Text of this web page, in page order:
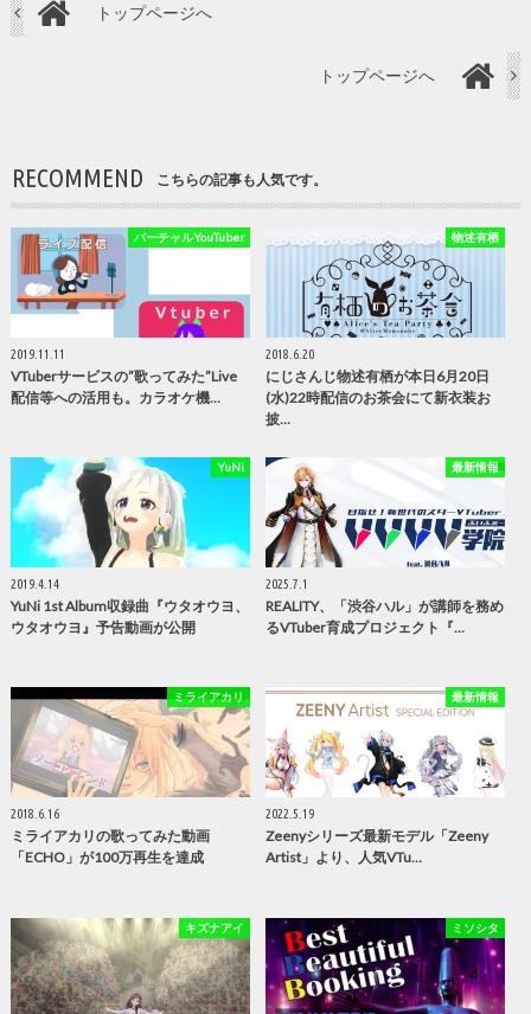
トップページへ
トップページへ
RECOMMEND こちらの記事も人気です。
バーチャルYouTuber
2019.11.11
VTuberサービスの”歌ってみた”Live
配信等への活用も。カラオケ機…
物述有栖
2018.6.20
にじさんじ物述有栖が本日6月20日
(水)22時配信のお茶会にて新衣装お
披…
YuNi
2019.4.14
YuNi 1st Album収録曲『ウタオウヨ、
ウタオウヨ』予告動画が公開
最新情報
2025.7.1
REALITY、「渋谷ハル」が講師を務め
るVTuber育成プロジェクト『…
ミライアカリ
2018.6.16
ミライアカリの歌ってみた動画
「ECHO」が100万再生を達成
最新情報
2022.5.19
Zeenyシリーズ最新モデル「Zeeny
Artist」より、人気VTu…
キズナアイ ミソシタ